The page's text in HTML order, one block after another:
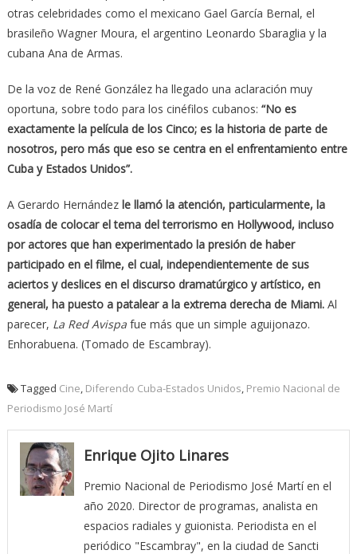
otras celebridades como el mexicano Gael García Bernal, el
brasileño Wagner Moura, el argentino Leonardo Sbaraglia y la
cubana Ana de Armas.
De la voz de René González ha llegado una aclaración muy
oportuna, sobre todo para los cinéfilos cubanos: “No es
exactamente la película de los Cinco; es la historia de parte de
nosotros, pero más que eso se centra en el enfrentamiento entre
Cuba y Estados Unidos”.
A Gerardo Hernández le llamó la atención, particularmente, la
osadía de colocar el tema del terrorismo en Hollywood, incluso
por actores que han experimentado la presión de haber
participado en el filme, el cual, independientemente de sus
aciertos y deslices en el discurso dramatúrgico y artístico, en
general, ha puesto a patalear a la extrema derecha de Miami.Al
parecer, La Red Avispafue más que un simple aguijonazo.
Enhorabuena. (Tomado de Escambray).
Tagged Cine Diferendo Cuba-Estados Unidos Premio Nacional de
Periodismo José Martí
Enrique Ojito Linares
Premio Nacional de Periodismo José Martí en el
año 2020. Director de programas, analista en
espacios radiales y guionista. Periodista en el
periódico "Escambray", en la ciudad de Sancti